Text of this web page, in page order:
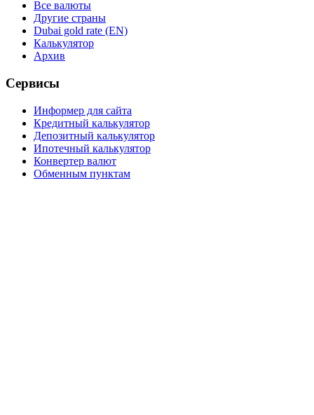
Все валюты
Другие страны
Dubai gold rate (EN)
Калькулятор
Архив
Сервисы
Информер для сайта
Кредитный калькулятор
Депозитный калькулятор
Ипотечный калькулятор
Конвертер валют
Обменным пунктам